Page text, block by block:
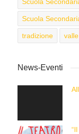
Scuola
tradizione
News-Eventi